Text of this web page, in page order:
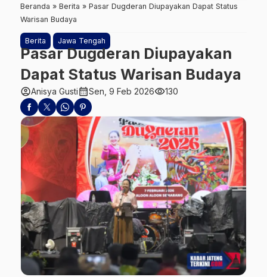
Beranda » Berita » Pasar Dugderan Diupayakan Dapat Status
Warisan Budaya
Berita Jawa Tengah
Pasar Dugderan Diupayakan
Dapat Status Warisan Budaya
account_circleAnisya Gusticalendar_monthSen, 9 Feb 2026visibility130